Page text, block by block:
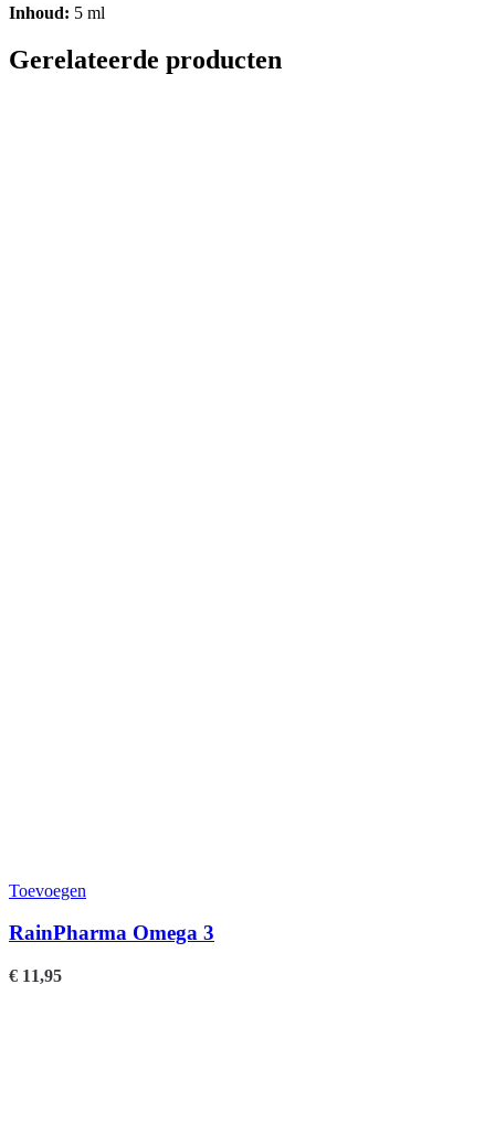
Inhoud: 5 ml
Gerelateerde producten
Toevoegen
RainPharma Omega 3
€ 11,95